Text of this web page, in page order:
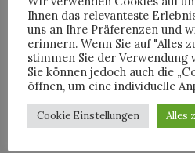
24. Juli 2012 at
Egal, solange
stimmt.
Ihnen das relevanteste
uns an Ihre Präferenzen und
erinnern. Wenn Sie auf "Alles
stimmen Sie der Verwendung
Sie können jedoch auch die
öffnen, um eine individuelle
Cookie Einstellungen Alles